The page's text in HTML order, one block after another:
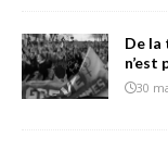
De la
n’est
30